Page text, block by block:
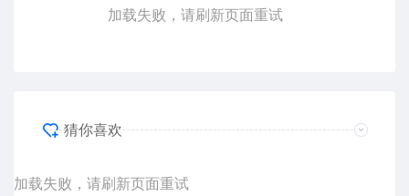
加载失败，请刷新页面重试
猜你喜欢
加载失败，请刷新页面重试